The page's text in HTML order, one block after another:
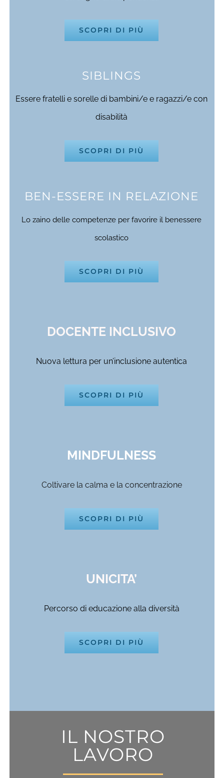
SCOPRI DI PIÙ
SIBLINGS
Essere fratelli e sorelle di bambini/e e ragazzi/e con
disabilità
SCOPRI DI PIÙ
BEN-ESSERE IN RELAZIONE
Lo zaino delle competenze per favorire il benessere
scolastico
SCOPRI DI PIÙ
DOCENTE INCLUSIVO
Nuova lettura per un’inclusione autentica
SCOPRI DI PIÙ
MINDFULNESS
Coltivare la calma e la concentrazione
SCOPRI DI PIÙ
UNICITA’
Percorso di educazione alla diversità
SCOPRI DI PIÙ
IL NOSTRO
LAVORO